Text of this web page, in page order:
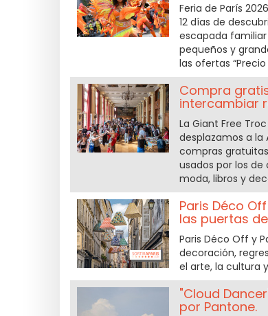
Feria de París
12 días de
escapada
pequeños y
las ofertas “Precio
Compra
intercambiar
La Giant Free
desplazamos a la
compras
usados por los
moda, libros y
Paris Déco
las puertas
Paris Déco Off y
decoración,
el arte, la cultura
"Cloud
por Pantone.